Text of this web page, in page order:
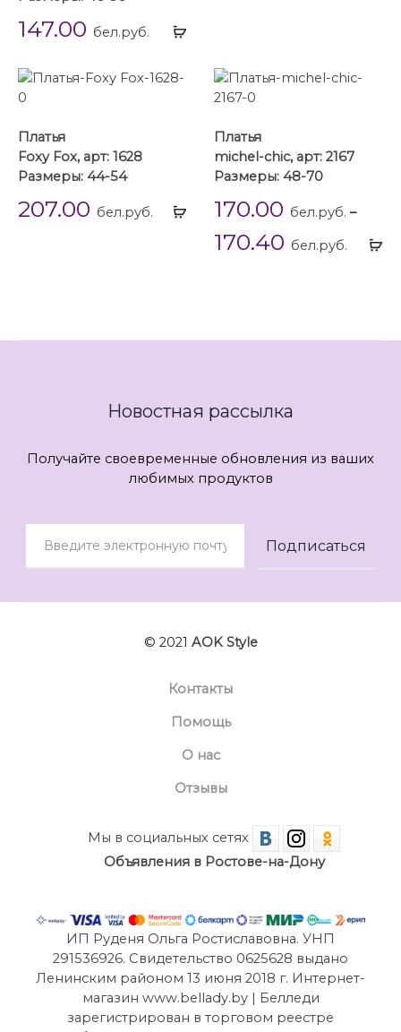
Выбрать
147.00 бел.руб.
Выбрать
Платья
Foxy Fox, арт: 1628
Размеры: 44-54
207.00 бел.руб.
Платья
michel-chic, арт: 2167
Размеры: 48-70
170.00 бел.руб. –
170.40 бел.руб.
Новостная рассылка
Получайте своевременные обновления из ваших
любимых продуктов
© 2021 AOK Style
Контакты
Помощь
О нас
Отзывы
Мы в социальных сетях
Объявления в Ростове-на-Дону
ИП Руденя Ольга Ростиславовна. УНП
291536926. Свидетельство 0625628 выдано
Ленинским районом 13 июня 2018 г. Интернет-
магазин www.bellady.by | Белледи
зарегистрирован в торговом реестре